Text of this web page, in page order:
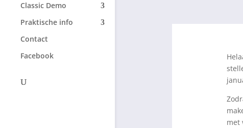
Classic Demo
Praktische info
Contact
Facebook
met